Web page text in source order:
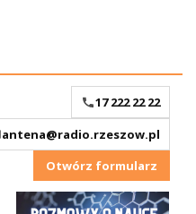
17 222 22 22
antena@radio.rzeszow.pl
Otwórz formularz